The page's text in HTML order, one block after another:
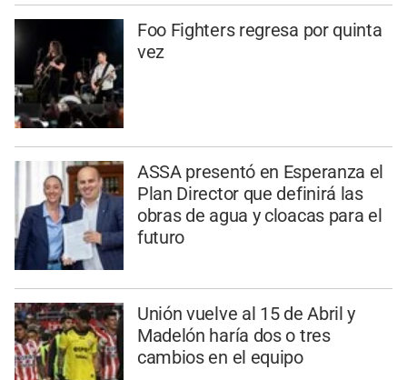
Foo Fighters regresa por quinta
vez
ASSA presentó en Esperanza el
Plan Director que definirá las
obras de agua y cloacas para el
futuro
Unión vuelve al 15 de Abril y
Madelón haría dos o tres
cambios en el equipo